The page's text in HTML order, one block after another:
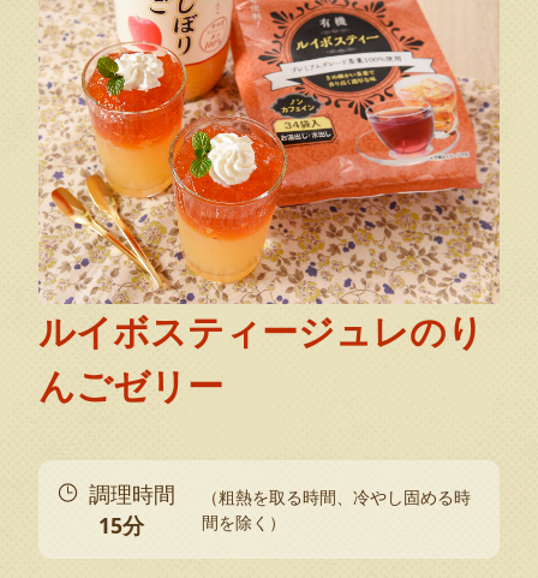
ルイボスティージュレのり
んごゼリー
調理時間
15分
（粗熱を取る時間、冷やし固める時
間を除く）